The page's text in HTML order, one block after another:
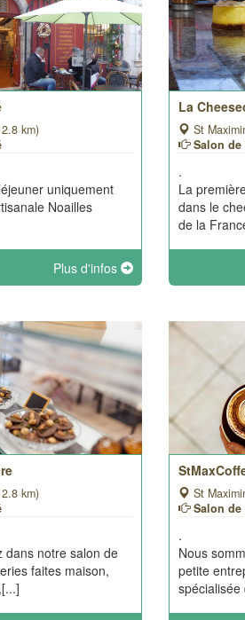
km)
uniquement
Noailles
Plus d'infos
La
St
Salon de
.
La
dans le
de la
km)
dans notre salon de
faites maison,
St
Salon de
.
Nous
petite
spécialisée